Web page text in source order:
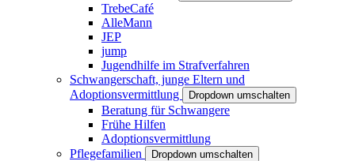
TrebeCafé
AlleMann
JEP
jump
Jugendhilfe im Strafverfahren
Schwangerschaft, junge Eltern und
Adoptionsvermittlung
Dropdown umschalten
Beratung für Schwangere
Frühe Hilfen
Adoptionsvermittlung
Pflegefamilien
Dropdown umschalten